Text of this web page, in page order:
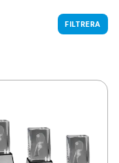
FILTRERA